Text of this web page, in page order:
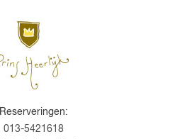
Reserveringen:
013-5421618